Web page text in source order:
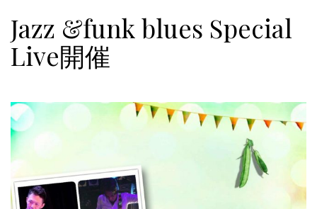
Jazz &funk blues Special
Live開催